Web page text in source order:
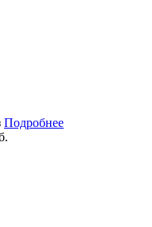
Подробнее